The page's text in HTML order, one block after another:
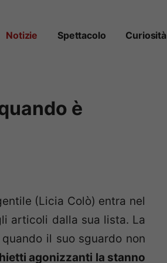
Notizie Spettacolo Curiosità
è
(Licia Colò) entra nel
articoli dalla sua lista. La
il suo sguardo non
agonizzanti la stanno